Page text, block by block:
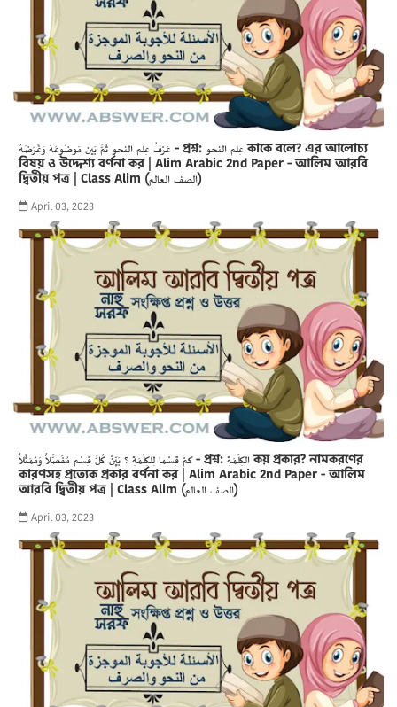
عَرْفُ عِلم النحو ثمَّ بَين مَوضُوعَهُ وَغَرَضَهُ - প্রশ্ন: عِلم النحو কাকে বলে? এর আলোচ্য
বিষয় ও উদ্দেশ্য বর্ণনা কর | Alim Arabic 2nd Paper - আলিম আরবি
দ্বিতীয় পত্র | Class Alim (الصف العالم)
April 03, 2023
كمْ قِسْما لِلكِلَمَةِ ؟ بَيِّنْ كُلَّ قِسْم مُفَصَّلاً وَمُمَثَلاً - প্রশ্ন: الكِلَمَةِ কয় প্রকার? নামকরণের
কারণসহ প্রত্যেক প্রকার বর্ণনা কর | Alim Arabic 2nd Paper - আলিম
আরবি দ্বিতীয় পত্র | Class Alim (الصف العالم)
April 03, 2023